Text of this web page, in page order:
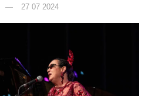
27 07 2024